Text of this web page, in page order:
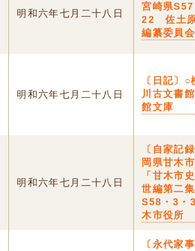
明和六年七月二十八日
宮崎県
22 佐土
編纂委員会
明和六年七月二十八日
〔日記〕
川古文書
館文庫
明和六年七月二十八日
〔自家記
岡県甘木
「甘木市
世編第二
S58・3
木市役所
〔永代家